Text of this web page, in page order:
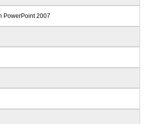
PowerPoint 2007